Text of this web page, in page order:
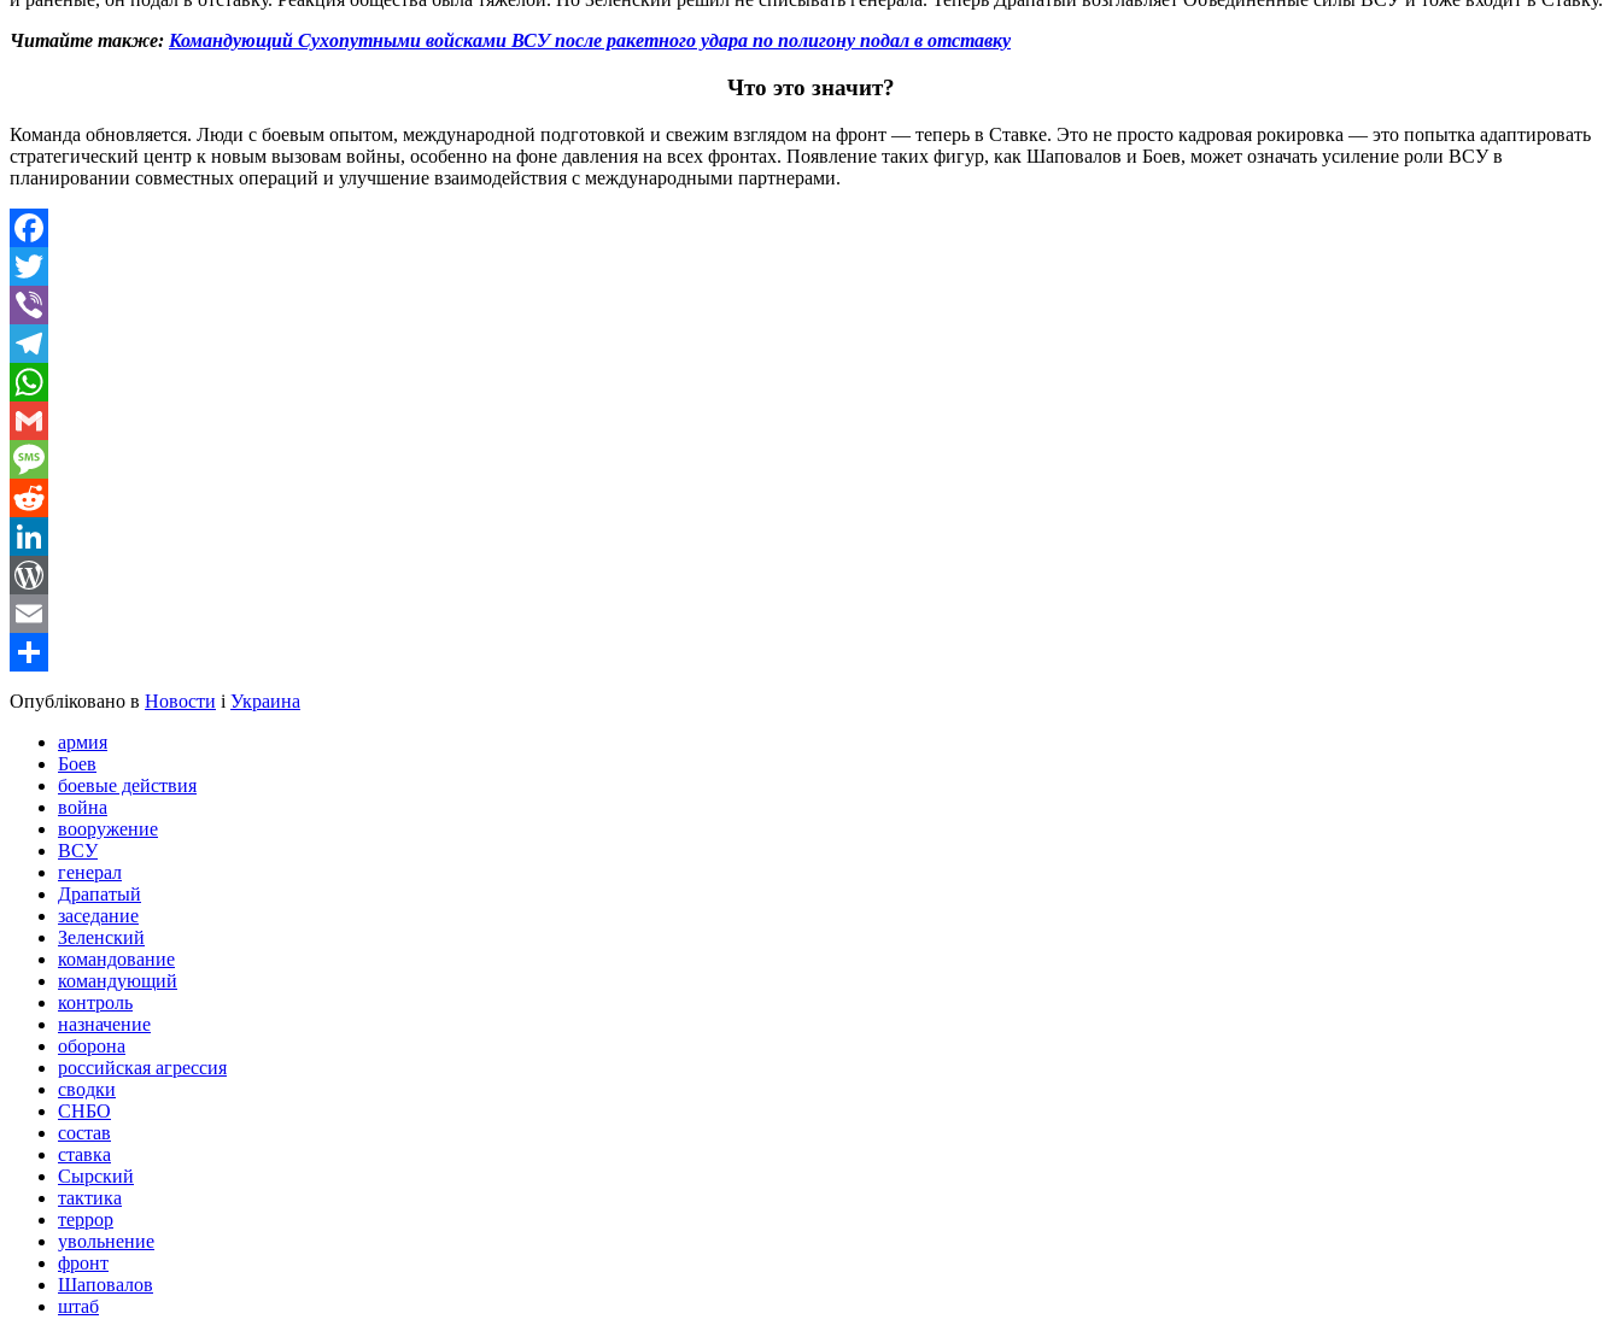
Читайте также: Командующий Сухопутными войсками ВСУ после ракетного удара по полигону подал в отставку
Что это значит?
Команда обновляется. Люди с боевым опытом, международной подготовкой и свежим взглядом на фронт — теперь в Ставке. Это не просто кадровая рокировка — это попытка адаптировать
стратегический центр к новым вызовам войны, особенно на фоне давления на всех фронтах. Появление таких фигур, как Шаповалов и Боев, может означать усиление роли ВСУ в
планировании совместных операций и улучшение взаимодействия с международными партнерами.
Facebook
Twitter
Viber
Telegram
WhatsApp
Gmail
Message
Reddit
LinkedIn
WordPress
Email
Share
Опубліковано в Новости і Украина
армия
Боев
боевые действия
война
вооружение
ВСУ
генерал
Драпатый
заседание
Зеленский
командование
командующий
контроль
назначение
оборона
российская агрессия
сводки
СНБО
состав
ставка
Сырский
тактика
террор
увольнение
фронт
Шаповалов
штаб